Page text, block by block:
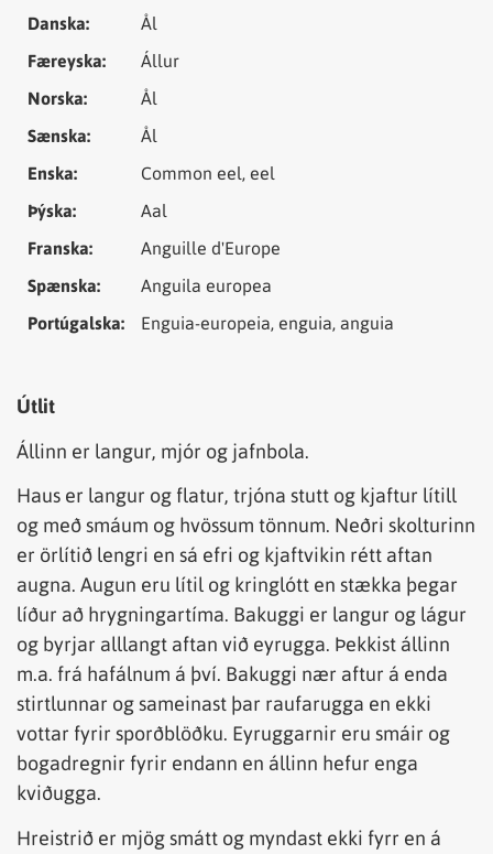
Danska:
Ål
Færeyska:
Állur
Norska:
Ål
Sænska:
Ål
Enska:
Common eel, eel
Þýska:
Aal
Franska:
Anguille d'Europe
Spænska:
Anguila europea
Portúgalska:
Enguia-europeia, enguia, anguia
Útlit
Állinn er langur, mjór og jafnbola.
Haus er langur og flatur, trjóna stutt og kjaftur lítill
og með smáum og hvössum tönnum. Neðri skolturinn
er örlítið lengri en sá efri og kjaftvikin rétt aftan
augna. Augun eru lítil og kringlótt en stækka þegar
líður að hrygningartíma. Bakuggi er langur og lágur
og byrjar alllangt aftan við eyrugga. Þekkist állinn
m.a. frá hafálnum á því. Bakuggi nær aftur á enda
stirtlunnar og sameinast þar raufarugga en ekki
vottar fyrir sporðblöðku. Eyruggarnir eru smáir og
bogadregnir fyrir endann en állinn hefur enga
kviðugga.
Hreistrið er mjög smátt og myndast ekki fyrr en á